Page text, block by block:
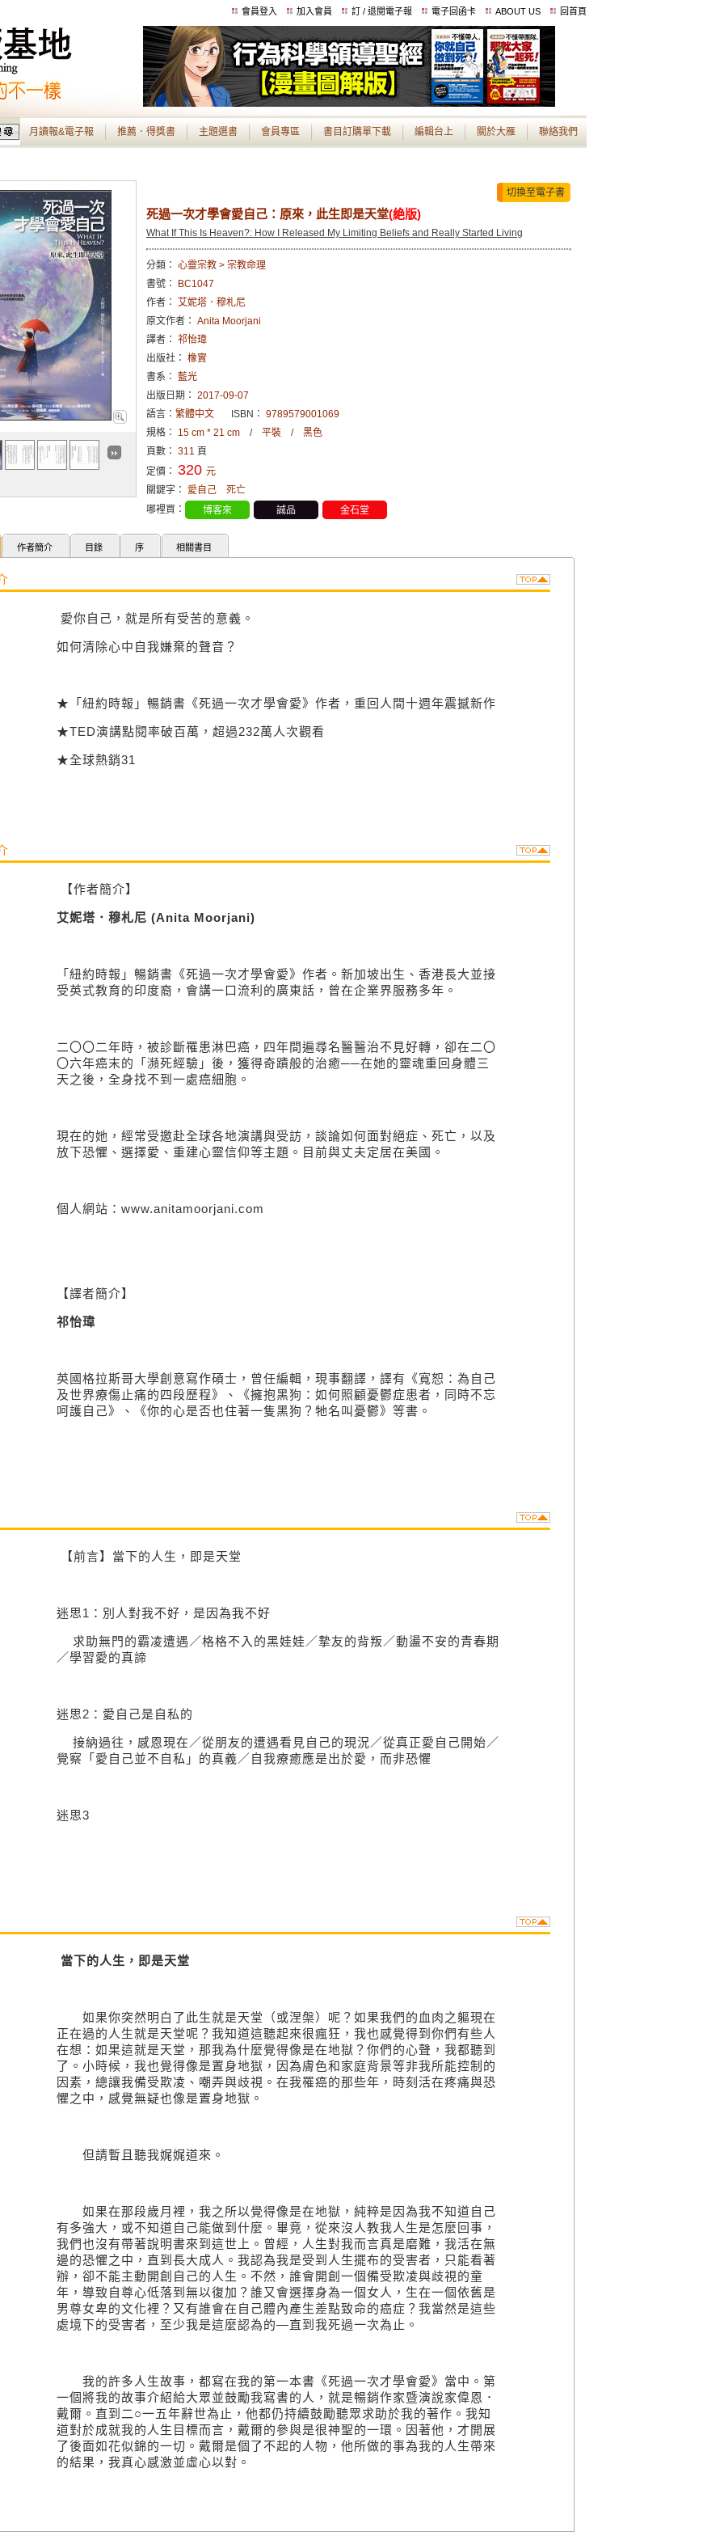
會員登入 加入會員 訂 / 退閱電子報 電子回函卡 ABOUT US 回首頁
月讀報&電子報 推薦．得獎書 主題選書 會員專區 書目訂購單下載 編輯台上 關於大雁 聯絡我們
切換至電子書
死過一次才學會愛自己：原來，此生即是天堂(絶版)
What If This Is Heaven?: How I Released My Limiting Beliefs and Really Started Living
分類： 心靈宗教 > 宗教命理
書號：
BC1047
作者： 艾妮塔．穆札尼
原文作者： Anita Moorjani
譯者： 祁怡瑋
出版社： 橡實
書系： 藍光
出版日期： 2017-09-07
語言： 繁體中文 ISBN： 9789579001069
規格： 15 cm * 21 cm / 平裝 / 黑色
頁數： 311 頁
定價： 320 元
關鍵字： 愛自己
死亡
哪裡買：
博客來 誠品 金石堂
作者簡介 目錄 序 相關書目
愛你自己，就是所有受苦的意義。
如何清除心中自我嫌棄的聲音？
★ 「紐約時報」暢銷書《死過一次才學會愛》作者，重回人間十週年震撼新作
★TED演講點閱率破百萬，超過232萬人次觀看
★全球熱銷31
【作者簡介】
艾妮塔．穆札尼 (Anita Moorjani)
「紐約時報」暢銷書《死過一次才學會愛》作者。 新加坡出生、香港長大並接
受英式教育的印度裔，會講一口流利的廣東話，曾在企業界服務多年。
二〇〇二年時，被診斷罹患淋巴癌，四年間遍尋名醫醫治不見好轉，卻在二〇
〇六年癌末的「瀕死經驗」後，獲得奇蹟般的治癒──在她的靈魂重回身體三
天之後，全身找不到一處癌細胞。
現在的她，經常受邀赴全球各地演講與受訪，談論如何面對絕症、死亡，以及
放下恐懼、選擇愛、重建心靈信仰等主題。目前與丈夫定居在美國。
個人網站： www.anitamoorjani.com
【譯者簡介】
祁怡瑋
英國格拉斯哥大學創意寫作碩士，曾任編輯，現事翻譯，譯有《寬恕：為自己
及世界療傷止痛的四段歷程》、《擁抱黑狗：如何照顧憂鬱症患者，同時不忘
呵護自己》、《你的心是否也住著一隻黑狗？牠名叫憂鬱》等書。
【前言】當下的人生，即是天堂
迷思1 ：別人對我不好，是因為我不好
求助無門的霸凌遭遇／格格不入的黑娃娃／摯友的背叛／動盪不安的青春期
／學習愛的真諦
迷思2 ：愛自己是自私的
接納過往，感恩現在／從朋友的遭遇看見自己的現況／從真正愛自己開始／
覺察「愛自己並不自私」的真義／自我療癒應是出於愛，而非恐懼
迷思3
當下的人生，即是天堂
如果你突然明白了此生就是天堂（或涅槃）呢？如果我們的血肉之軀現在
正在過的人生就是天堂呢？我知道這聽起來很瘋狂，我也感覺得到你們有些人
在想：如果這就是天堂，那我為什麼覺得像是在地獄？你們的心聲，我都聽到
了。小時候，我也覺得像是置身地獄，因為膚色和家庭背景等非我所能控制的
因素，總讓我備受欺凌、嘲弄與歧視。在我罹癌的那些年，時刻活在疼痛與恐
懼之中，感覺無疑也像是置身地獄。
但請暫且聽我娓娓道來。
如果在那段歲月裡，我之所以覺得像是在地獄，純粹是因為我不知道自己
有多強大，或不知道自己能做到什麼。畢竟，從來沒人教我人生是怎麼回事，
我們也沒有帶著說明書來到這世上。曾經，人生對我而言真是磨難，我活在無
邊的恐懼之中，直到長大成人。我認為我是受到人生擺布的受害者，只能看著
辦，卻不能主動開創自己的人生。不然，誰會開創一個備受欺凌與歧視的童
年，導致自尊心低落到無以復加？誰又會選擇身為一個女人，生在一個依舊是
男尊女卑的文化裡？又有誰會在自己體內產生差點致命的癌症？我當然是這些
處境下的受害者，至少我是這麼認為的—直到我死過一次為止。
我的許多人生故事，都寫在我的第一本書《死過一次才學會愛》當中。第
一個將我的故事介紹給大眾並鼓勵我寫書的人，就是暢銷作家暨演說家偉恩．
戴爾。直到二 ○一五年辭世為止，他都仍持續鼓勵聽眾求助於我的著作。我知
道對於成就我的人生目標而言，戴爾的參與是很神聖的一環。因著他，才開展
了後面如花似錦的一切。戴爾是個了不起的人物，他所做的事為我的人生帶來
的結果，我真心感激並虛心以對。